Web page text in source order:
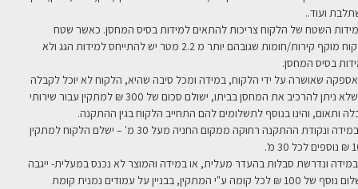
ועוד..
מידות השטח של הלקוח צריכות להתאים למידות בסיס המחסן. כאשר שטח
הלקוח מוקף קירות/חומות שגובהם יותר מ 2.2 מטר יש להתייחס למידות הגג ולא
בסיס המחסן.
אספקה שאושרה על ידי הלקוח, במידה ומכל סיבה שהיא, הלקוח לא יוכל לקבלה
או שלא ניתן להרכיב את המחסן בביתו, ישולם סכום של 300 ₪ למתקין עבור שירותי
ותאום, והינו בנוסף לתשלומים להם התחייב הלקוח בגין ההתקנה.
7. במידה ונקודת ההתקנה רחוקה ממקום החניה מעל 30 מ' – ישלם הלקוח למתקין
30 מ'.
במידה ונדרשת סבלות בהעדר מעלית, או במידה והמוצר לא נכנס במעלית- ייגבה
תשלום נוסף של 100 ₪ לכל קומה ע"י המתקין, בבניין על עמודים נמנית קומת